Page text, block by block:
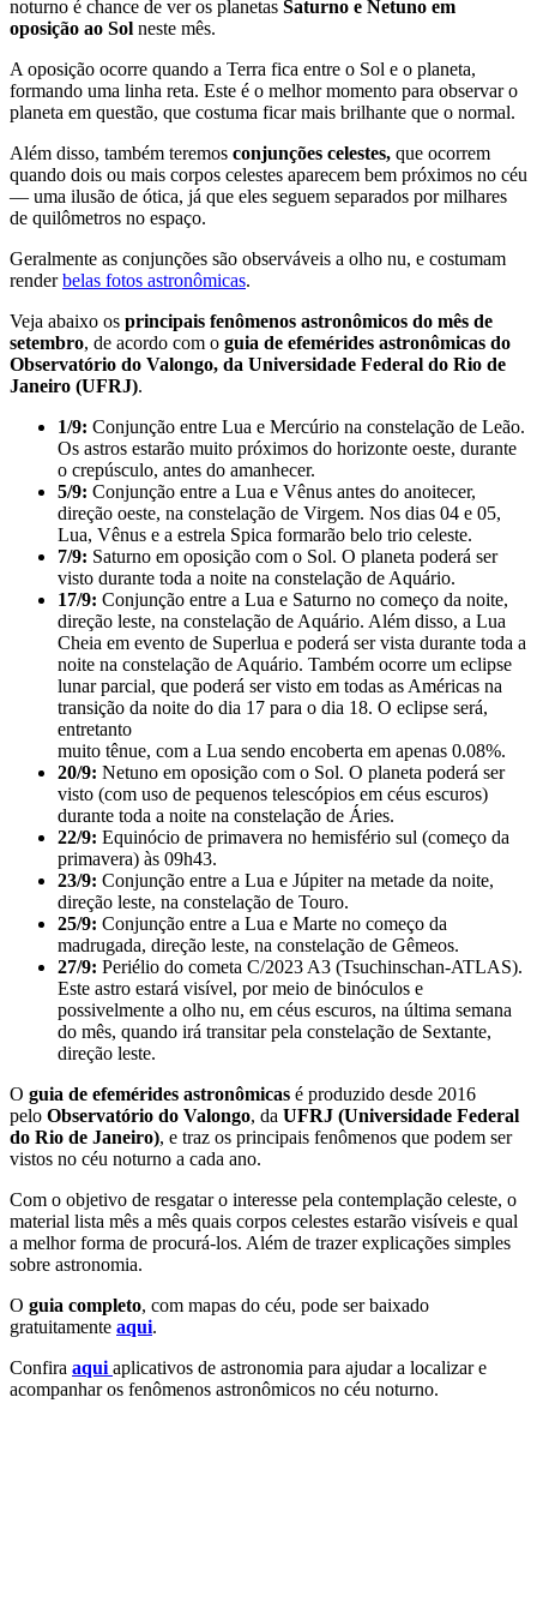
noturno é chance de ver os planetas Saturno e Netuno em
oposição ao Sol neste mês.
A oposição ocorre quando a Terra fica entre o Sol e o planeta,
formando uma linha reta. Este é o melhor momento para observar o
planeta em questão, que costuma ficar mais brilhante que o normal.
Além disso, também teremos conjunções celestes, que ocorrem
quando dois ou mais corpos celestes aparecem bem próximos no céu
— uma ilusão de ótica, já que eles seguem separados por milhares
de quilômetros no espaço.
Geralmente as conjunções são observáveis a olho nu, e costumam
renderbelas fotos astronômicas.
Veja abaixo os principais fenômenos astronômicos do mês de
setembro, de acordo com o guia de efemérides astronômicas do
Observatório do Valongo, da Universidade Federal do Rio de
Janeiro (UFRJ).
1/9: Conjunção entre Lua e Mercúrio na constelação de Leão.
Os astros estarão muito próximos do horizonte oeste, durante
o crepúsculo, antes do amanhecer.
5/9: Conjunção entre a Lua e Vênus antes do anoitecer,
direção oeste, na constelação de Virgem. Nos dias 04 e 05,
Lua, Vênus e a estrela Spica formarão belo trio celeste.
7/9: Saturno em oposição com o Sol. O planeta poderá ser
visto durante toda a noite na constelação de Aquário.
17/9: Conjunção entre a Lua e Saturno no começo da noite,
direção leste, na constelação de Aquário. Além disso, a Lua
Cheia em evento de Superlua e poderá ser vista durante toda a
noite na constelação de Aquário. Também ocorre um eclipse
lunar parcial, que poderá ser visto em todas as Américas na
transição da noite do dia 17 para o dia 18. O eclipse será,
entretanto
muito tênue, com a Lua sendo encoberta em apenas 0.08%.
20/9: Netuno em oposição com o Sol. O planeta poderá ser
visto (com uso de pequenos telescópios em céus escuros)
durante toda a noite na constelação de Áries.
22/9: Equinócio de primavera no hemisfério sul (começo da
primavera) às 09h43.
23/9: Conjunção entre a Lua e Júpiter na metade da noite,
direção leste, na constelação de Touro.
25/9: Conjunção entre a Lua e Marte no começo da
madrugada, direção leste, na constelação de Gêmeos.
27/9: Periélio do cometa C/2023 A3 (Tsuchinschan-ATLAS).
Este astro estará visível, por meio de binóculos e
possivelmente a olho nu, em céus escuros, na última semana
do mês, quando irá transitar pela constelação de Sextante,
direção leste.
O guia de efemérides astronômicas é produzido desde 2016
pelo Observatório do Valongo, da UFRJ (Universidade Federal
do Rio de Janeiro), e traz os principais fenômenos que podem ser
vistos no céu noturno a cada ano.
Com o objetivo de resgatar o interesse pela contemplação celeste, o
material lista mês a mês quais corpos celestes estarão visíveis e qual
a melhor forma de procurá-los. Além de trazer explicações simples
sobre astronomia.
O guia completo, com mapas do céu, pode ser baixado
gratuitamente aqui.
Confira aqui aplicativos de astronomia para ajudar a localizar e
acompanhar os fenômenos astronômicos no céu noturno.